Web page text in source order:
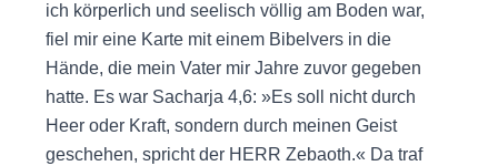
ich körperlich und seelisch völlig am Boden war,
fiel mir eine Karte mit einem Bibelvers in die
Hände, die mein Vater mir Jahre zuvor gegeben
hatte. Es war Sacharja 4,6: »Es soll nicht durch
Heer oder Kraft, sondern durch meinen Geist
geschehen, spricht der HERR Zebaoth.« Da traf